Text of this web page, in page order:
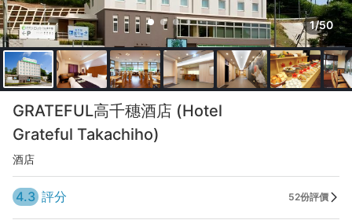
1/50
GRATEFUL高千穗酒店 (Hotel
Grateful Takachiho)
酒店
4.3 評分 52份評價